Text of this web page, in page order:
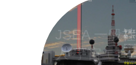
JSEA 一般
人 宇宙エレ